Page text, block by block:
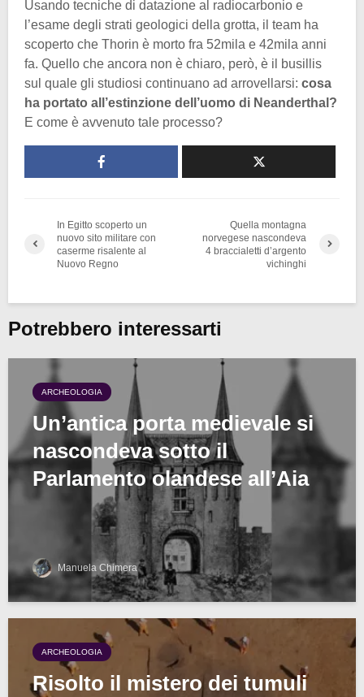
Usando tecniche di datazione al radiocarbonio e
l’esame degli strati geologici della grotta, il team ha
scoperto che Thorin è morto fra 52mila e 42mila anni
fa. Quello che ancora non è chiaro, però, è il busillis
sul quale gli studiosi continuano ad arrovellarsi: cosa
ha portato all’estinzione dell’uomo di Neanderthal?
E come è avvenuto tale processo?
In Egitto scoperto un
nuovo sito militare con
caserme risalente al
Nuovo Regno
Quella montagna
norvegese nascondeva
4 braccialetti d’argento
vichinghi
Potrebbero interessarti
ARCHEOLOGIA
Un’antica porta medievale si
nascondeva sotto il
Parlamento olandese all’Aia
Manuela Chimera
ARCHEOLOGIA
Risolto il mistero dei tumuli